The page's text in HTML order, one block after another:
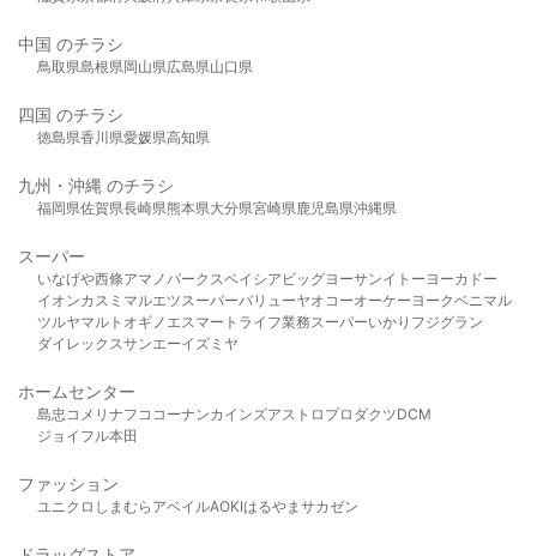
中国 のチラシ
鳥取県島根県岡山県広島県山口県
四国 のチラシ
徳島県香川県愛媛県高知県
九州・沖縄 のチラシ
福岡県佐賀県長崎県熊本県大分県宮崎県鹿児島県沖縄県
スーパー
いなげや西條アマノパークスベイシア ビッグヨーサンイトーヨーカドー
イオンカスミ マルエツスーパーバリューヤオコーオーケー ヨークベニマル
ツルヤマルト オギノ エスマート ライフ業務スーパーいかり フジグラン
ダイレックスサンエーイズミヤ
ホームセンター
島忠 コメリ ナフコ コーナンカインズアストロプロダクツDCM
ジョイフル本田
ファッション
ユニクロ しまむら アベイルAOKIはるやま サカゼン